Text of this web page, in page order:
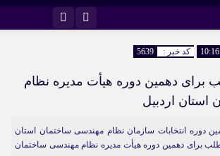
کد خبر : 5639
داوطلب برای دهمین دوره هیأت مدیره نظام
استان اردبیل
دوره انتخابات سازمان نظام مهندسی ساختمان استان
از رقابت ۵۳ داوطلب برای دهمین دوره هیأت مدیره نظام مهندسی ساختمان